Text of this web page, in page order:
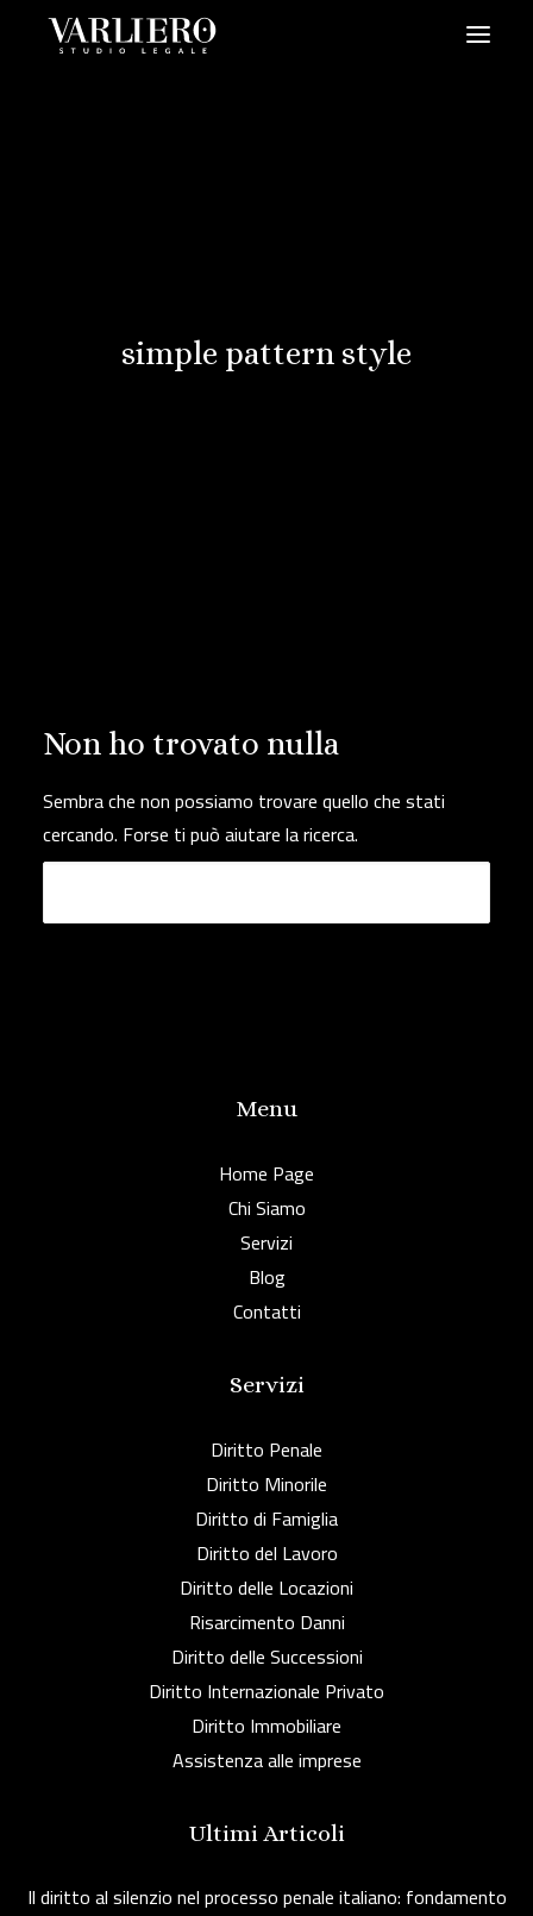
simple pattern style
Non ho trovato nulla
Sembra che non possiamo trovare quello che stati
cercando. Forse ti può aiutare la ricerca.
Menu
Home Page
Chi Siamo
Servizi
Blog
Contatti
Servizi
Diritto Penale
Diritto Minorile
Diritto di Famiglia
Diritto del Lavoro
Diritto delle Locazioni
Risarcimento Danni
Diritto delle Successioni
Diritto Internazionale Privato
Diritto Immobiliare
Assistenza alle imprese
Ultimi Articoli
Il diritto al silenzio nel processo penale italiano: fondamento